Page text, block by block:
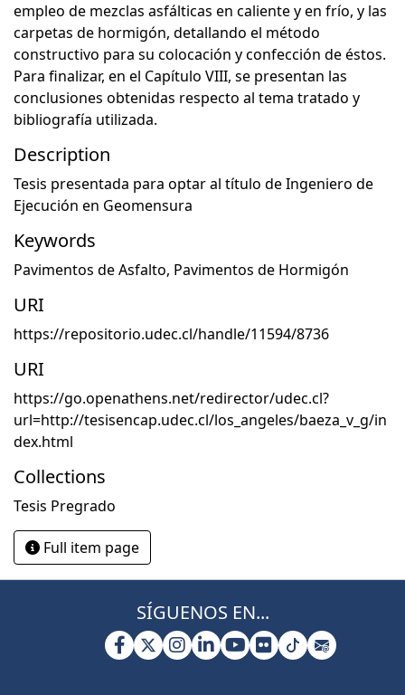
empleo de mezclas asfálticas en caliente y en frío, y las
carpetas de hormigón, detallando el método
constructivo para su colocación y confección de éstos.
Para finalizar, en el Capítulo VIII, se presentan las
conclusiones obtenidas respecto al tema tratado y
bibliografía utilizada.
Description
Tesis presentada para optar al título de Ingeniero de
Ejecución en Geomensura
Keywords
Pavimentos de Asfalto, Pavimentos de Hormigón
URI
https://repositorio.udec.cl/handle/11594/8736
URI
https://go.openathens.net/redirector/udec.cl?
url=http://tesisencap.udec.cl/los_angeles/baeza_v_g/in
dex.html
Collections
Tesis Pregrado
Full item page
SÍGUENOS EN...